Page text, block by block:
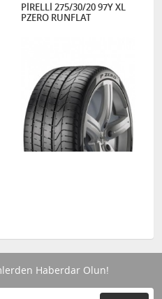
PİRELLİ 275/30/20 97Y XL
PZERO RUNFLAT
Haberdar Olun!